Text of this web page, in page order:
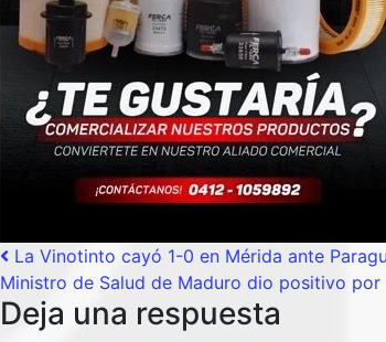
Post navigation
La Vinotinto cayó 1-0 en Mérida ante
Ministro de Salud de Maduro dio positivo por
Deja una respuesta